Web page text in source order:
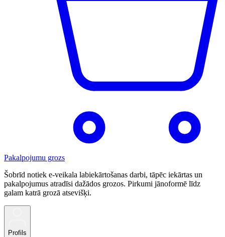
Pakalpojumu grozs
Šobrīd notiek e-veikala labiekārtošanas darbi, tāpēc iekārtas un
pakalpojumus atradīsi dažādos grozos. Pirkumi jānoformē līdz
galam katrā grozā atsevišķi.
Profils